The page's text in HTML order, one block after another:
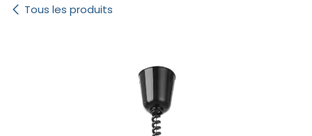
Tous les produits